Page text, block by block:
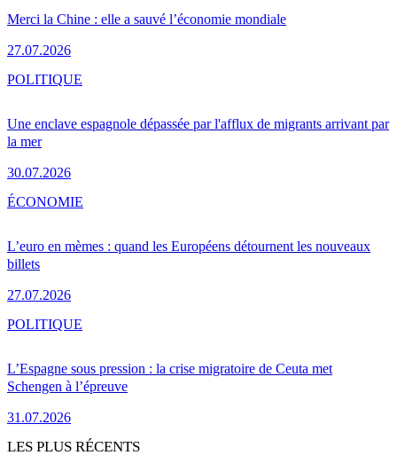
Merci la Chine : elle a sauvé l’économie mondiale
27.07.2026
Une enclave espagnole dépassée par l'afflux de migrants arrivant par
la mer
30.07.2026
POLITIQUE
L’euro en mèmes : quand les Européens détournent les nouveaux
billets
27.07.2026
ÉCONOMIE
L’Espagne sous pression : la crise migratoire de Ceuta met
Schengen à l’épreuve
31.07.2026
POLITIQUE
LES PLUS RÉCENTS